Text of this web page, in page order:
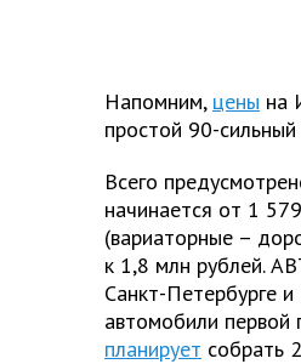
Напомним, цены на
простой 90-
Всего
начинается от 1
(вариаторные –
к 1,8 млн рублей.
Санкт-Петербурге
автомобили первой
планирует собрать